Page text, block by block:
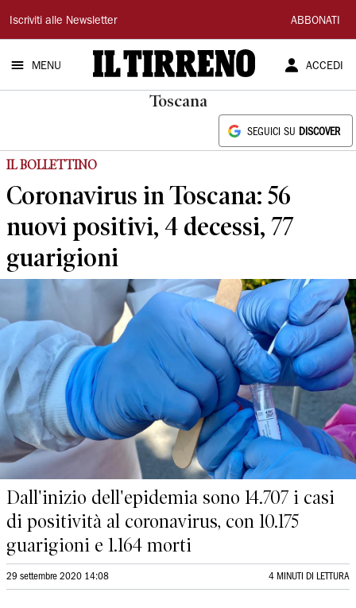
Il
Tirreno
Iscriviti alle Newsletter ABBONATI
MENU ACCEDI
Toscana
SEGUICI SU DISCOVER
IL BOLLETTINO
Coronavirus in Toscana: 56
nuovi positivi, 4 decessi, 77
guarigioni
Dall'inizio dell'epidemia sono 14.707 i casi
di positività al coronavirus, con 10.175
guarigioni e 1.164 morti
29 settembre 2020 14:08 4 MINUTI DI LETTURA